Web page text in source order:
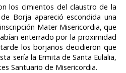
los cimientos del claustro de la
Borja apareció escondida una
Mater Misericordia, que
enterrado por la proximidad
los borjanos decidieron que
sería la Ermita de Santa Eulalia,
Santuario de Misericordia.